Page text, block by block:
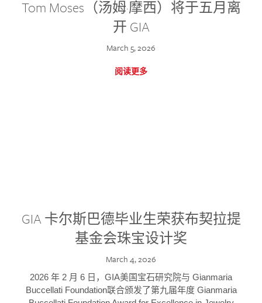
Tom Moses（汤姆·摩西）将于五月离
开 GIA
March 5, 2026
阅读更多
GIA 卡尔斯巴德毕业生荣获布契拉提
基金会珠宝设计奖
March 4, 2026
2026 年 2 月 6 日，GIA美国宝石研究院与 Gianmaria
Buccellati Foundation联合颁发了第九届年度 Gianmaria